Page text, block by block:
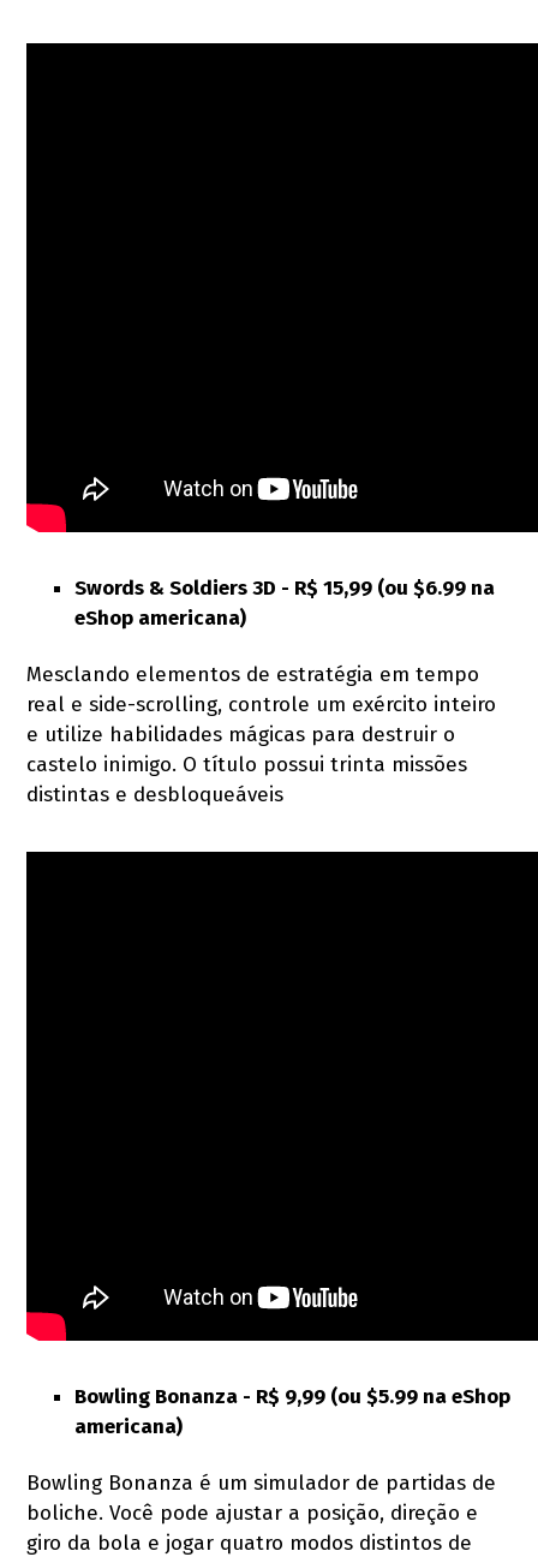
Swords & Soldiers 3D - R$ 15,99 (ou $6.99 na
eShop americana)
Mesclando elementos de estratégia em tempo
real e side-scrolling, controle um exército inteiro
e utilize habilidades mágicas para destruir o
castelo inimigo. O título possui trinta missões
distintas e desbloqueáveis
Bowling Bonanza - R$ 9,99 (ou $5.99 na eShop
americana)
Bowling Bonanza é um simulador de partidas de
boliche. Você pode ajustar a posição, direção e
giro da bola e jogar quatro modos distintos de